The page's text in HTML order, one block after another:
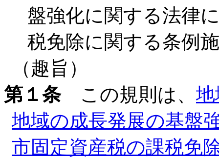
盤強化に関する法律
税免除に関する条例
（趣旨）
第１条この規則は、
地域の成長発展の基盤
市固定資産税の課税免